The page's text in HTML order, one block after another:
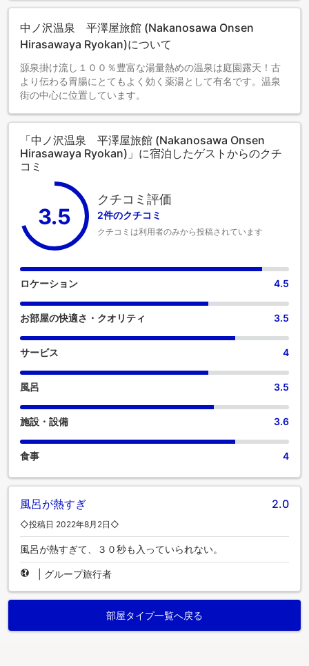
中ノ沢温泉 平澤屋旅館 (Nakanosawa Onsen
Hirasawaya Ryokan)について
源泉掛け流し１００％豊富な湯量熱めの温泉は庭園露天！古
より伝わる胃腸にとてもよく効く薬湯として有名です。温泉
街の中心に位置しています。
「中ノ沢温泉 平澤屋旅館 (Nakanosawa Onsen
Hirasawaya Ryokan)」に宿泊したゲストからのクチ
コミ
3.5
クチコミ評価
2件のクチコミ
クチコミは利用者のみから投稿されています
ロケーション 4.5
お部屋の快適さ・クオリティ 3.5
サービス 4
風呂 3.5
施設・設備 3.6
食事 4
風呂が熱すぎ 2.0
◇投稿日 2022年8月2日◇
風呂が熱すぎて、３０秒も入っていられない。
グループ旅行者
部屋タイプ一覧へ戻る